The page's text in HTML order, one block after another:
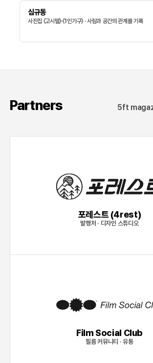
심규동
사진집 〈고시텔〉·〈1인가구〉 · 사람과 공간의 관계를 기록
Partners 5ft
포레스트 (4rest)
발행처 · 디자인 스튜디오
Film Social Club
필름 커뮤니티 · 유통